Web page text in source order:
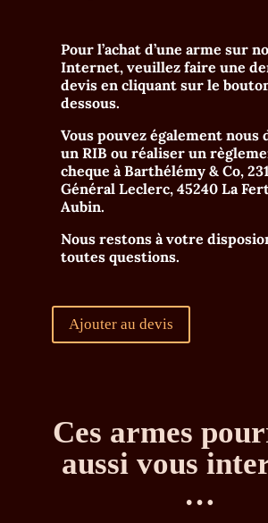
Pour l’achat d’une arme sur
Internet, veuillez faire une
devis en cliquant sur le
dessous.
Vous pouvez également nous
un RIB ou réaliser un
cheque àBarthélémy & Co,
Général Leclerc, 45240 La
Aubin.
Nous restons à votre
toutes questions.
Ajouter au devis
Ces armes
aussi vous
…